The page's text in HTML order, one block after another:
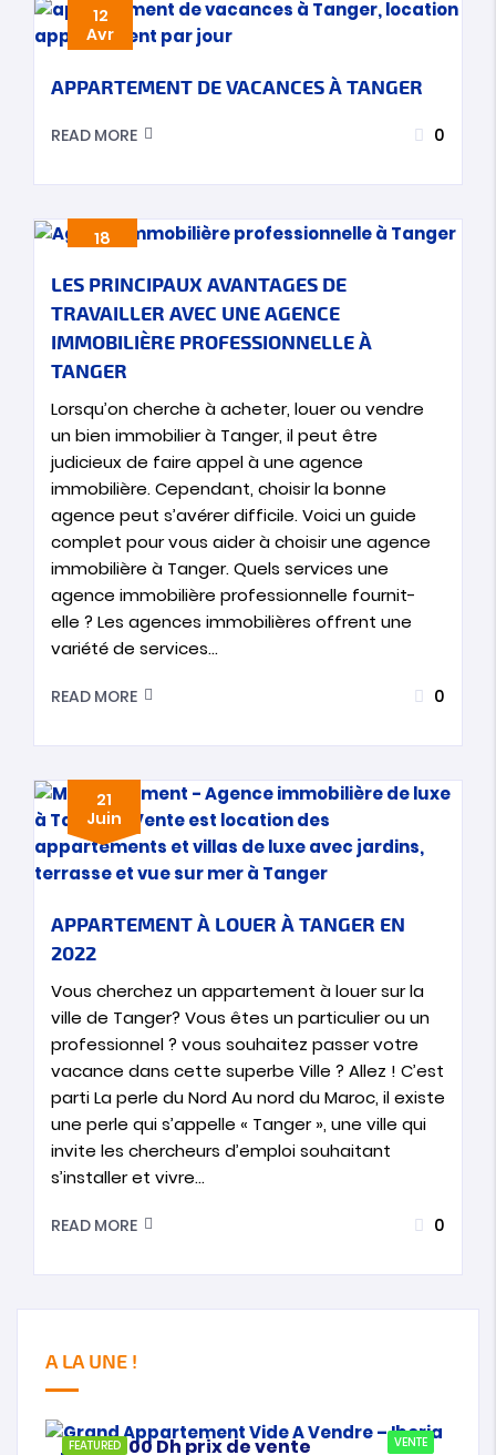
12
Avr
APPARTEMENT DE VACANCES À TANGER
READ MORE 0
18
LES PRINCIPAUX AVANTAGES DE
TRAVAILLER AVEC UNE AGENCE
IMMOBILIÈRE PROFESSIONNELLE À
TANGER
Lorsqu’on cherche à acheter, louer ou vendre
un bien immobilier à Tanger, il peut être
judicieux de faire appel à une agence
immobilière. Cependant, choisir la bonne
agence peut s’avérer difficile. Voici un guide
complet pour vous aider à choisir une agence
immobilière à Tanger. Quels services une
agence immobilière professionnelle fournit-
elle ? Les agences immobilières offrent une
variété de services…
READ MORE 0
21
Juin
APPARTEMENT À LOUER À TANGER EN
2022
Vous cherchez un appartement à louer sur la
ville de Tanger? Vous êtes un particulier ou un
professionnel ? vous souhaitez passer votre
vacance dans cette superbe Ville ? Allez ! C’est
parti La perle du Nord Au nord du Maroc, il existe
une perle qui s’appelle « Tanger », une ville qui
invite les chercheurs d’emploi souhaitant
s’installer et vivre…
READ MORE 0
A LA UNE !
FEATURED VENTE
21
3.200.000Dhprix de vente